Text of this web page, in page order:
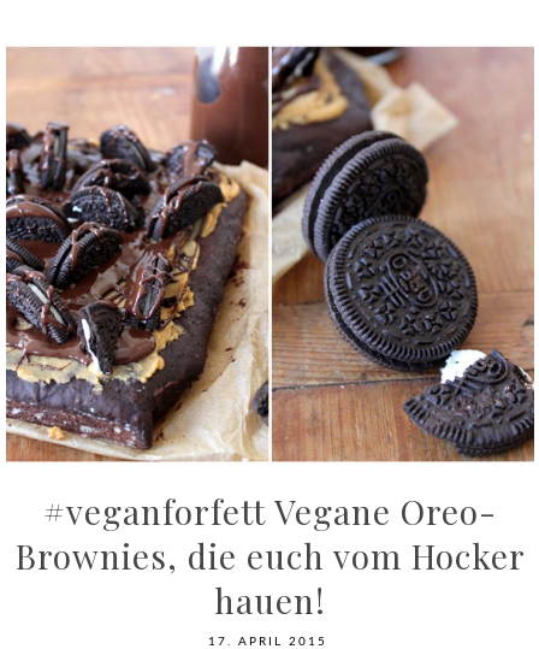
#veganforfett Vegane Oreo-
Brownies, die euch vom Hocker
hauen!
17. APRIL 2015